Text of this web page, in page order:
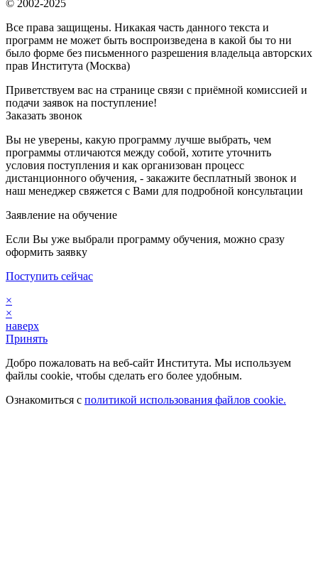
© 2002-2025
Все права защищены. Никакая часть данного текста и
программ не может быть воспроизведена в какой бы то ни
было форме без письменного разрешения владельца авторских
прав Института (Москва)
Приветствуем вас на странице связи с приёмной комиссией и
подачи заявок на поступление!
Заказать звонок
Вы не уверены, какую программу лучше выбрать, чем
программы отличаются между собой, хотите уточнить
условия поступления и как организован процесс
дистанционного обучения, - закажите бесплатный звонок и
наш менеджер свяжется с Вами для подробной консультации
Заявление на обучение
Если Вы уже выбрали программу обучения, можно сразу
оформить заявку
Поступить сейчас
×
×
наверх
Принять
Добро пожаловать на веб-сайт Института. Мы используем
файлы cookie, чтобы сделать его более удобным.
Ознакомиться с политикой использования файлов cookie.